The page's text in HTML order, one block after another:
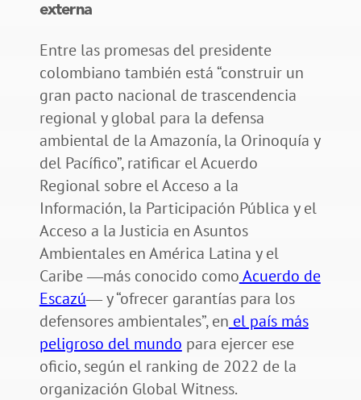
externa
Entre las promesas del presidente
colombiano también está “construir un
gran pacto nacional de trascendencia
regional y global para la defensa
ambiental de la Amazonía, la Orinoquía y
del Pacífico”, ratificar el Acuerdo
Regional sobre el Acceso a la
Información, la Participación Pública y el
Acceso a la Justicia en Asuntos
Ambientales en América Latina y el
Caribe ―más conocido comoAcuerdo de
Escazú― y “ofrecer garantías para los
defensores ambientales”, en el país más
peligroso del mundo para ejercer ese
oficio, según el ranking de 2022 de la
organización Global Witness.